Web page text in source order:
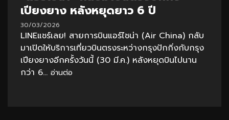
เปียงยาง หลังหยุดยาว 6 ปี
30/03/2026
LINEแชร์เลย! สายการบินแอร์ไชน่า (Air China) กลับ
มาเปิดให้บริการเที่ยวบินตรงระหว่างกรุงปักกิ่งกับกรุง
เปียงยางอีกครั้งวันนี้ (30 มี.ค.) หลังหยุดบินไปนาน
กว่า 6... อ่านต่อ